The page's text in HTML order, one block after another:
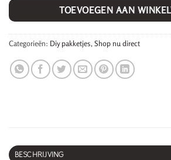
TOEVOEGEN AAN
Categorieën: Diy pakketjes, Shop nu direct
BESCHRIJVING